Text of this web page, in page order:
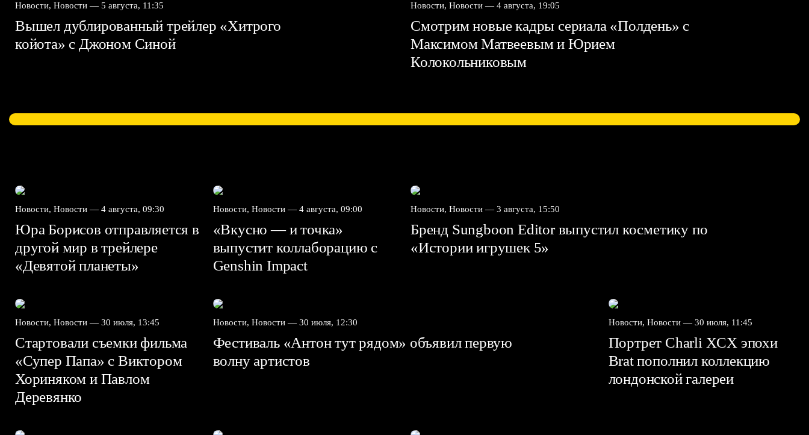
Новости, Новости — 5 августа, 11:35
Вышел дублированный трейлер «Хитрого
койота» с Джоном Синой
Новости, Новости — 4 августа, 19:05
Смотрим новые кадры сериала «Полдень» с
Максимом Матвеевым и Юрием
Колокольниковым
Новости, Новости — 4 августа, 09:30
Юра Борисов отправляется в
другой мир в трейлере
«Девятой планеты»
Новости, Новости — 4 августа, 09:00
«Вкусно — и точка»
выпустит коллаборацию с
Genshin Impact⁠⁠
Новости, Новости — 3 августа, 15:50
Бренд Sungboon Editor выпустил косметику по
«Истории игрушек 5»
Новости, Новости — 30 июля, 13:45
Стартовали съемки фильма
«Супер Папа» с Виктором
Хориняком и Павлом
Деревянко
Новости, Новости — 30 июля, 12:30
Фестиваль «Антон тут рядом» объявил первую
волну артистов
Новости, Новости — 30 июля, 11:45
Портрет Charli XCX эпохи
Brat пополнил коллекцию
лондонской галереи